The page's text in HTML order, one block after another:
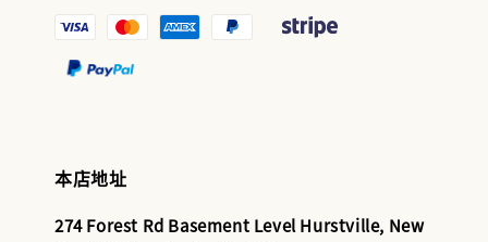
本店地址
274 Forest Rd Basement Level Hurstville, New